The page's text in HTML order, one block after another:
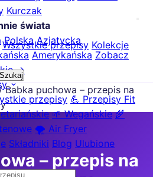
Kurczak
świata
Polska Azjatycka
Amerykańska Zobacz
→
przepisy 💪 Przepisy Fit
🌱 Wegańskie 🌾
🌪️ Air Fryer
Składniki Blog Ulubione
Wszystkie przepisy Kolekcje
Szukaj
Babka puchowa – przepis na
– przepis na